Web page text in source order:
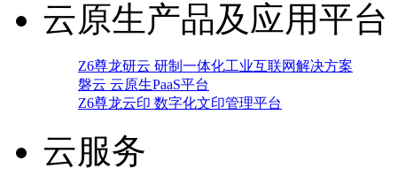
云原生产品及应用平台
Z6尊龙研云 研制一体化工业互联网解决方案
磐云 云原生PaaS平台
Z6尊龙云印 数字化文印管理平台
云服务